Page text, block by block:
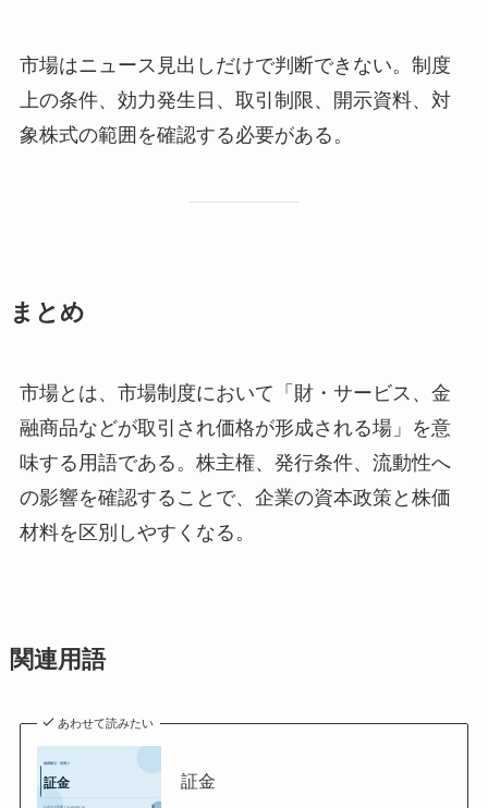
市場はニュース見出しだけで判断できない。制度
上の条件、効力発生日、取引制限、開示資料、対
象株式の範囲を確認する必要がある。
まとめ
市場とは、市場制度において「財・サービス、金
融商品などが取引され価格が形成される場」を意
味する用語である。株主権、発行条件、流動性へ
の影響を確認することで、企業の資本政策と株価
材料を区別しやすくなる。
関連用語
あわせて読みたい
証金